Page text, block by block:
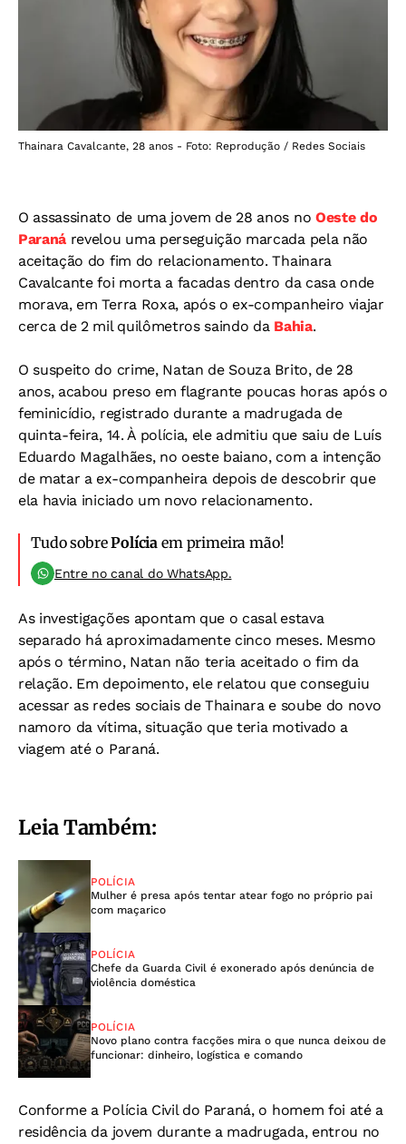
Thainara Cavalcante, 28 anos - Foto: Reprodução / Redes Sociais
O assassinato de uma jovem de 28 anos no Oeste do
Paraná revelou uma perseguição marcada pela não
aceitação do fim do relacionamento. Thainara
Cavalcante foi morta a facadas dentro da casa onde
morava, em Terra Roxa, após o ex-companheiro viajar
cerca de 2 mil quilômetros saindo da Bahia.
O suspeito do crime, Natan de Souza Brito, de 28
anos, acabou preso em flagrante poucas horas após o
feminicídio, registrado durante a madrugada de
quinta-feira, 14. À polícia, ele admitiu que saiu de Luís
Eduardo Magalhães, no oeste baiano, com a intenção
de matar a ex-companheira depois de descobrir que
ela havia iniciado um novo relacionamento.
Tudo sobrePolícia em primeira mão!
Entre no canal do WhatsApp.
As investigações apontam que o casal estava
separado há aproximadamente cinco meses. Mesmo
após o término, Natan não teria aceitado o fim da
relação. Em depoimento, ele relatou que conseguiu
acessar as redes sociais de Thainara e soube do novo
namoro da vítima, situação que teria motivado a
viagem até o Paraná.
Leia Também:
POLÍCIA
Mulher é presa após tentar atear fogo no próprio pai
com maçarico
POLÍCIA
Chefe da Guarda Civil é exonerado após denúncia de
violência doméstica
POLÍCIA
Novo plano contra facções mira o que nunca deixou de
funcionar: dinheiro, logística e comando
Conforme a Polícia Civil do Paraná, o homem foi até a
residência da jovem durante a madrugada, entrou no